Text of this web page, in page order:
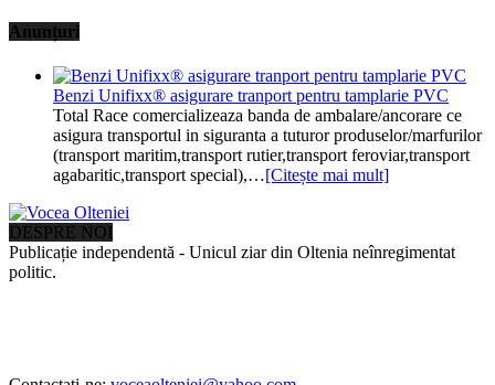
Anunțuri
Benzi Unifixx® asigurare tranport pentru tamplarie PVC
Total Race comercializeaza banda de ambalare/ancorare ce
asigura transportul in siguranta a tuturor produselor/marfurilor
(transport maritim,transport rutier,transport feroviar,transport
agabaritic,transport special),…[Citește mai mult]
DESPRE NOI
Publicație independentă - Unicul ziar din Oltenia neînregimentat
politic.